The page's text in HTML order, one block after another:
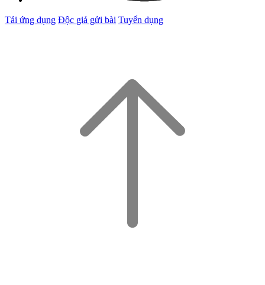
Tải ứng dụng Độc giả gửi bài Tuyển dụng